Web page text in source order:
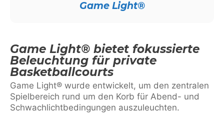
Game Light®
Game Light® bietet fokussierte
Beleuchtung für private
Basketballcourts
Game Light® wurde entwickelt, um den zentralen
Spielbereich rund um den Korb für Abend- und
Schwachlichtbedingungen auszuleuchten.